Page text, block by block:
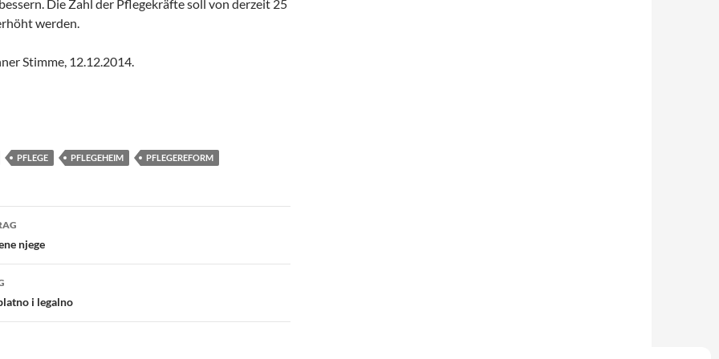
Die Zahl der Pflegekräfte soll von derzeit 25
werden.
Stimme, 12.12.2014.
PFLEGE PFLEGEHEIM PFLEGEREFORM
njege
i legalno